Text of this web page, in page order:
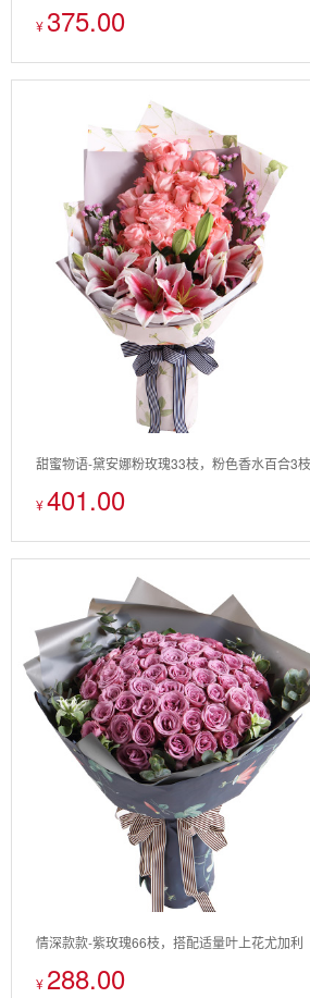
¥ 375.00
甜蜜物语-黛安娜粉玫瑰33枝，粉色香水百合3
¥401.00
情深款款-紫玫瑰66枝，搭配适量叶上花尤加利
¥288.00